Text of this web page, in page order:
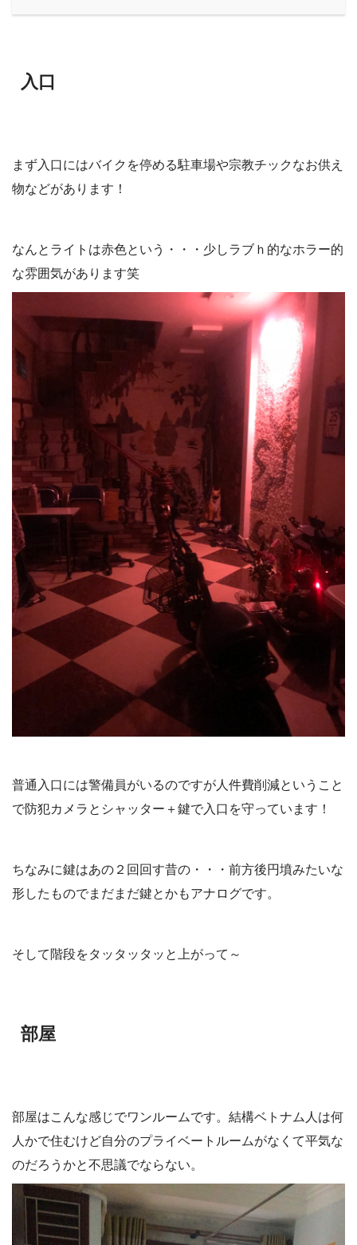
入口
まず入口にはバイクを停める駐車場や宗教チックなお供え
物などがあります！
なんとライトは赤色という・・・少しラブｈ的なホラー的
な雰囲気があります笑
普通入口には警備員がいるのですが人件費削減ということ
で防犯カメラとシャッター＋鍵で入口を守っています！
ちなみに鍵はあの２回回す昔の・・・前方後円墳みたいな
形したものでまだまだ鍵とかもアナログです。
そして階段をタッタッタッと上がって～
部屋
部屋はこんな感じでワンルームです。結構ベトナム人は何
人かで住むけど自分のプライベートルームがなくて平気な
のだろうかと不思議でならない。